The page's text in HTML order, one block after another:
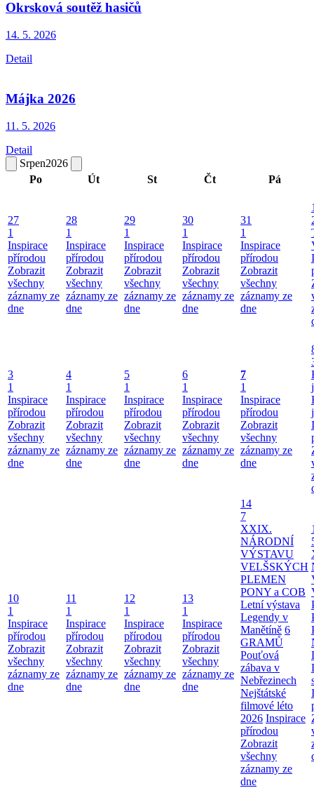
Okrsková soutěž hasičů
14. 5. 2026
Detail
Májka 2026
11. 5. 2026
Detail
Srpen2026
Po
Út St Čt Pá
27
1
Inspirace
přírodou
Zobrazit
všechny
záznamy ze
dne
28
1
Inspirace
přírodou
Zobrazit
všechny
záznamy ze
dne
29
1
Inspirace
přírodou
Zobrazit
všechny
záznamy ze
dne
30
1
Inspirace
přírodou
Zobrazit
všechny
záznamy ze
dne
31
1
Inspirace
přírodou
Zobrazit
všechny
záznamy ze
dne
3
1
Inspirace
přírodou
Zobrazit
všechny
záznamy ze
dne
4
1
Inspirace
přírodou
Zobrazit
všechny
záznamy ze
dne
5
1
Inspirace
přírodou
Zobrazit
všechny
záznamy ze
dne
6
1
Inspirace
přírodou
Zobrazit
všechny
záznamy ze
dne
7
1
Inspirace
přírodou
Zobrazit
všechny
záznamy ze
dne
10
1
Inspirace
přírodou
Zobrazit
všechny
záznamy ze
dne
11
1
Inspirace
přírodou
Zobrazit
všechny
záznamy ze
dne
12
1
Inspirace
přírodou
Zobrazit
všechny
záznamy ze
dne
13
1
Inspirace
přírodou
Zobrazit
všechny
záznamy ze
dne
14
7
XXIX.
NÁRODNÍ
VÝSTAVU
VELŠSKÝCH
PLEMEN
PONY a COB
Letní výstava
Legendy v
Manětíně 6
GRAMŮ
Pouťová
zábava v
Nebřezinech
Nejštátské
filmové léto
2026 Inspirace
přírodou
Zobrazit
všechny
záznamy ze
dne